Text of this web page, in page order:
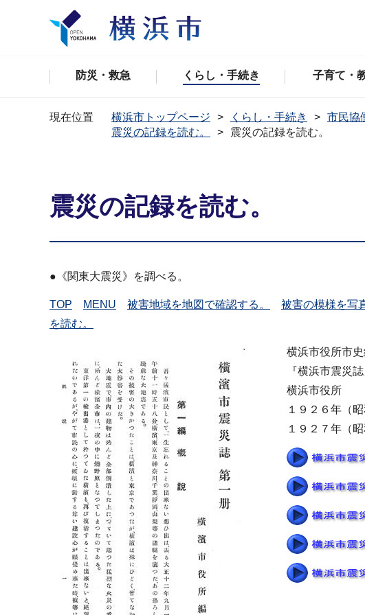
防災・救急 くらし・手続き 子育て・
現在位置 横浜市トップページ くらし・手続き 市民協
震災の記録を読む。
震災の記録を読む。
震災の記録を読む。
●《関東大震災》を調べる。
TOP MENU 被害地域を地図で確認する。 被害の模様を写
を読む。
横浜市役所市
『横浜市震災
横浜市役所
１９２６年（
１９２７年（